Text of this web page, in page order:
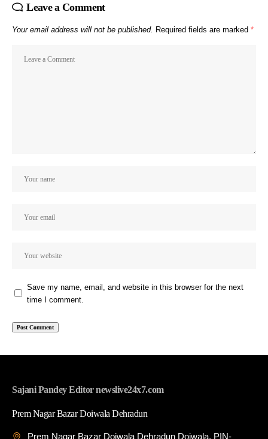
Leave a Comment
Your email address will not be published. Required fields are marked *
Save my name, email, and website in this browser for the next
time I comment.
Sajani Pandey Editor newslive24x7.com
Prem Nagar Bazar Doiwala Dehradun
Prem Nagar Bazar Doiwala Dehradun Doiwala, PIN-